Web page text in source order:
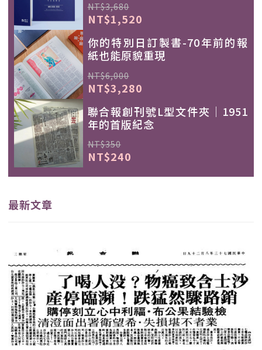
NT$3,680
NT$1,520
你的特別日訂製書-70年前的報
紙也能原貌重現
NT$6,000
NT$3,280
聯合報創刊號L型文件夾｜1951
年的首版紀念
NT$350
NT$240
最新文章